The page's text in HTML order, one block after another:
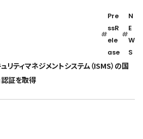
#
Pre
ssR
ele
ase
#
N
E
W
S
リティマネジメントシステム（ISMS）の国
認証を取得